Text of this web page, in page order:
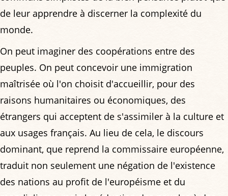
de leur apprendre à discerner la complexité du
monde.
On peut imaginer des coopérations entre des
peuples. On peut concevoir une immigration
maîtrisée où l'on choisit d'accueillir, pour des
raisons humanitaires ou économiques, des
étrangers qui acceptent de s'assimiler à la culture et
aux usages français. Au lieu de cela, le discours
dominant, que reprend la commissaire européenne,
traduit non seulement une négation de l'existence
des nations au profit de l'européisme et du